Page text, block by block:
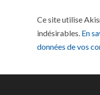
Ce site utilise
indésirables. En
données de vos